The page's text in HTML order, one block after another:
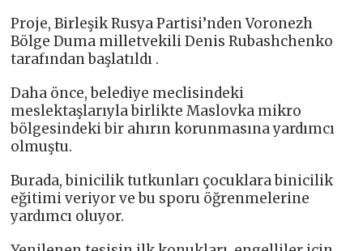
Proje, Birleşik Rusya Partisi’nden Voronezh
Bölge Duma milletvekili Denis Rubashchenko
tarafından başlatıldı .
Daha önce, belediye meclisindeki
meslektaşlarıyla birlikte Maslovka mikro
bölgesindeki bir ahırın korunmasına yardımcı
olmuştu.
Burada, binicilik tutkunları çocuklara binicilik
eğitimi veriyor ve bu sporu öğrenmelerine
yardımcı oluyor.